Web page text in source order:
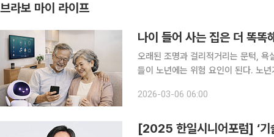
브라보 마이 라이프
나이 들어 사는 집은 더 똑똑
오래된 조명과 걸리적거리는 문턱,
들이 노년에는 위험 요인이 된다. 노
2026-03-06 06:00
[2025 한일시니어포럼] ‘기